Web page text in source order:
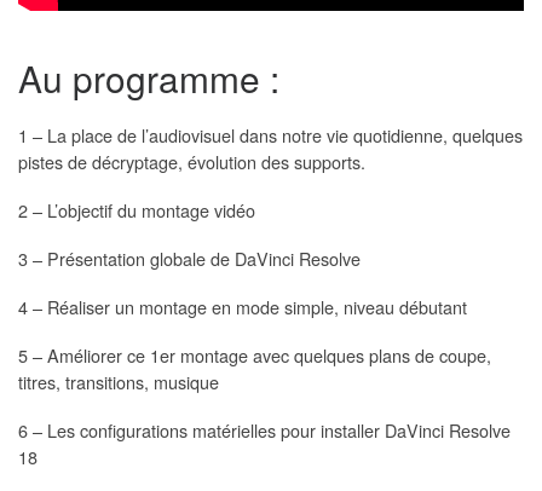
Au programme :
1 – La place de l’audiovisuel dans notre vie quotidienne, quelques
pistes de décryptage, évolution des supports.
2 – L’objectif du montage vidéo
3 – Présentation globale de DaVinci Resolve
4 – Réaliser un montage en mode simple, niveau débutant
5 – Améliorer ce 1er montage avec quelques plans de coupe,
titres, transitions, musique
6 – Les configurations matérielles pour installer DaVinci Resolve
18